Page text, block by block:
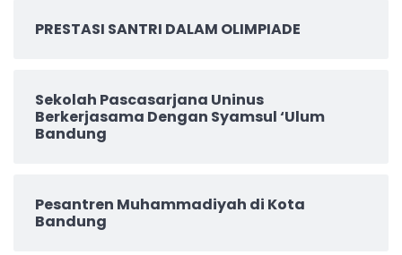
PRESTASI SANTRI DALAM OLIMPIADE
Sekolah Pascasarjana Uninus
Berkerjasama Dengan Syamsul ‘Ulum
Bandung
Pesantren Muhammadiyah di Kota
Bandung